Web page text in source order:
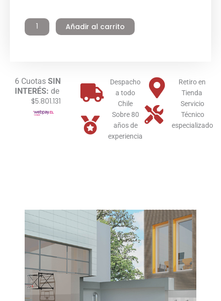
Ares
Tec
Quemador
Gas
Licuado
cantidad
Añadir al carrito
6 Cuotas SIN
INTERÉS: de
$5.801.131
Despacho
a todo
Chile
Sobre 80
años de
experiencia
Retiro en
Tienda
Servicio
Técnico
especializado